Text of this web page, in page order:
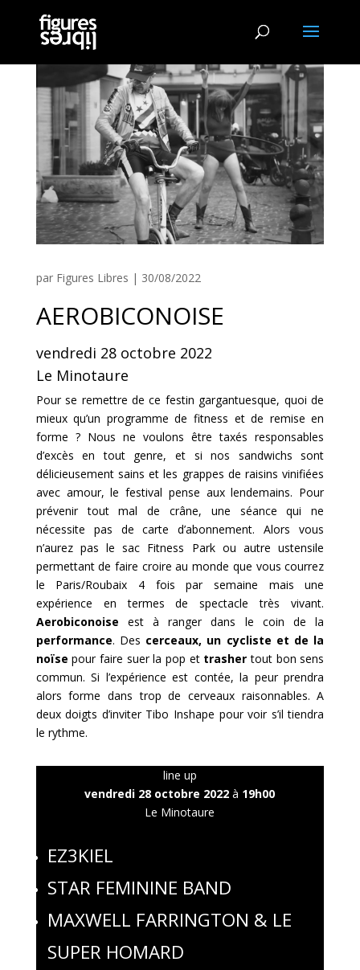
par Figures Libres | 30/08/2022
AEROBICONOISE
vendredi 28 octobre 2022
Le Minotaure
Pour se remettre de ce festin gargantuesque, quoi de
mieux qu’un programme de fitness et de remise en
forme ? Nous ne voulons être taxés responsables
d’excès en tout genre, et si nos sandwichs sont
délicieusement sains et les grappes de raisins vinifiées
avec amour, le festival pense aux lendemains. Pour
prévenir tout mal de crâne, une séance qui ne
nécessite pas de carte d’abonnement. Alors vous
n’aurez pas le sac Fitness Park ou autre ustensile
permettant de faire croire au monde que vous courrez
le Paris/Roubaix 4 fois par semaine mais une
expérience en termes de spectacle très vivant.
Aerobiconoise est à ranger dans le coin de la
performance. Des cerceaux, un cycliste et de la
noïse pour faire suer la pop et trasher tout bon sens
commun. Si l’expérience est contée, la peur prendra
alors forme dans trop de cerveaux raisonnables. A
deux doigts d’inviter Tibo Inshape pour voir s’il tiendra
le rythme.
line up
vendredi 28 octobre 2022 à 19h00
Le Minotaure
EZ3KIEL
STAR FEMININE BAND
MAXWELL FARRINGTON & LE
SUPER HOMARD